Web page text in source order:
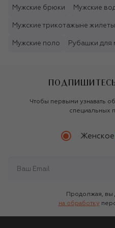
Мужские брюки Мужские
Мужские трикотажыне жилеты
Мужские поло Рубашки для
Чтобы первыми узнавать
специальных
Женское
Продолжая, вы
на обработку